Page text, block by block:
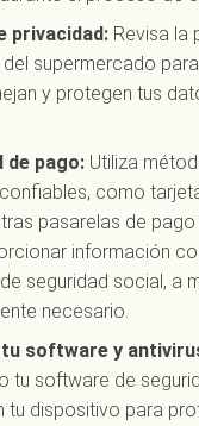
privacidad: Revisa la
supermercado
y protegen tus
de pago: Utiliza
como
pasarelas de
información
seguridad social, a
necesario.
software y
tu software de
tu dispositivo para